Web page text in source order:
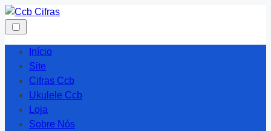
Skip
Início
Site
Cifras Ccb
Ukulele Ccb
Loja
Sobre Nós